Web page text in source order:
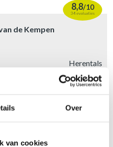
Over
van cookies
8,8/10
34 evaluaties
de Kempen
Herentals
46 km
ROUTE